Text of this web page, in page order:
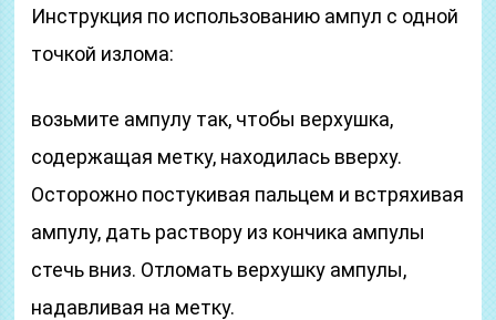
Инструкция по использованию ампул с одной
точкой излома:
возьмите ампулу так, чтобы верхушка,
содержащая метку, находилась вверху.
Осторожно постукивая пальцем и встряхивая
ампулу, дать раствору из кончика ампулы
стечь вниз. Отломать верхушку ампулы,
надавливая на метку.